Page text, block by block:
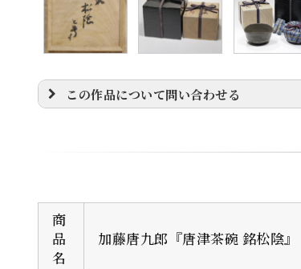
この作品について問い合わせる
Emailアドレス ※
商
品
名
加藤唐九郎『唐津茶碗 銘松陰』